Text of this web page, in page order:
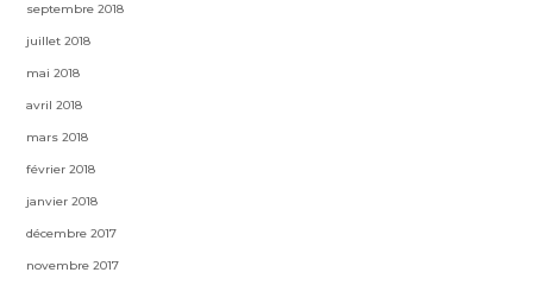
septembre 2018
juillet 2018
mai 2018
avril 2018
mars 2018
février 2018
janvier 2018
décembre 2017
novembre 2017